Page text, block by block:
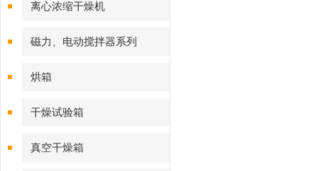
离心浓缩干燥机
磁力、电动搅拌器系列
烘箱
干燥试验箱
真空干燥箱